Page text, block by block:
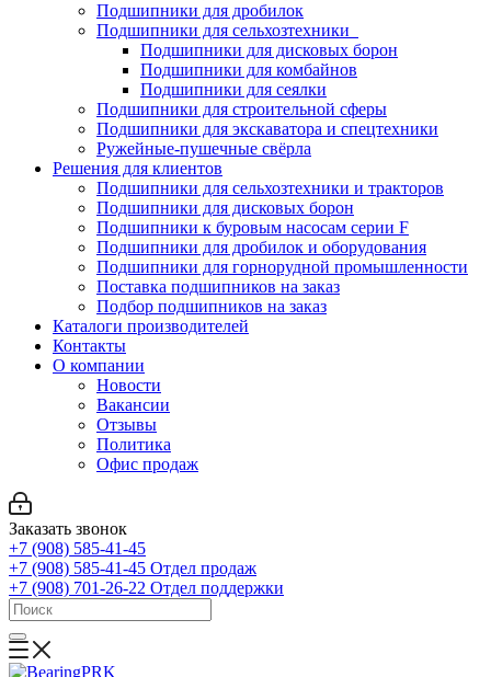
Подшипники для дробилок
Подшипники для сельхозтехники
Подшипники для дисковых борон
Подшипники для комбайнов
Подшипники для сеялки
Подшипники для строительной сферы
Подшипники для экскаватора и спецтехники
Ружейные-пушечные свёрла
Решения для клиентов
Подшипники для сельхозтехники и тракторов
Подшипники для дисковых борон
Подшипники к буровым насосам серии F
Подшипники для дробилок и оборудования
Подшипники для горнорудной промышленности
Поставка подшипников на заказ
Подбор подшипников на заказ
Каталоги производителей
Контакты
О компании
Новости
Вакансии
Отзывы
Политика
Офис продаж
Заказать звонок
+7 (908) 585-41-45
+7 (908) 585-41-45 Отдел продаж
+7 (908) 701-26-22 Отдел поддержки